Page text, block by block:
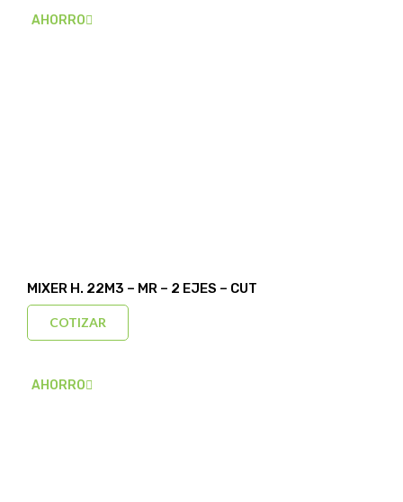
AHORRO
MIXER H. 22M3 – MR – 2 EJES – CUT
COTIZAR
AHORRO